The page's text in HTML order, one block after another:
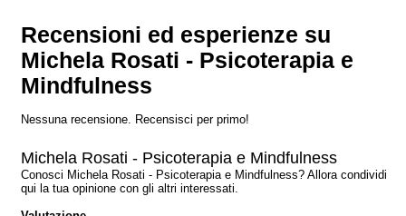
Recensioni ed esperienze su
Michela Rosati - Psicoterapia e
Mindfulness
Nessuna recensione. Recensisci per primo!
Michela Rosati - Psicoterapia e Mindfulness
Conosci Michela Rosati - Psicoterapia e Mindfulness? Allora condividi
qui la tua opinione con gli altri interessati.